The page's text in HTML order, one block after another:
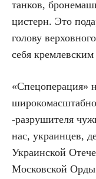
танков,
цистерн. Это
голову
себя
«Спецоперация»
-разрушителя
нас, украинцев,
Украинской
Московской Орды